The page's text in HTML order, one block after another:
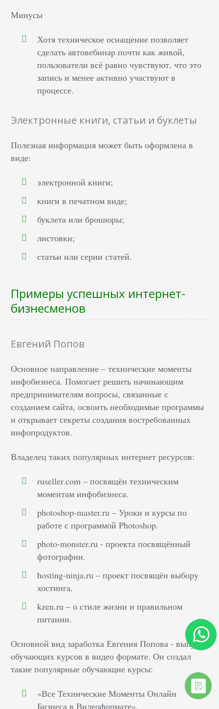
Минусы
Хотя техническое оснащение позволяет
сделать автовебинар почти как живой,
пользователи всё равно чувствуют, что это
запись и менее активно участвуют в
процессе.
Электронные книги, статьи и буклеты
Полезная информация может быть оформлена в
виде:
электронной книги;
книги в печатном виде;
буклета или брошюры;
листовки;
статьи или серии статей.
Примеры успешных интернет-
бизнесменов
Евгений Попов
Основное направление – технические моменты
инфобизнеса. Помогает решить начинающим
предпринимателям вопросы, связанные с
созданием сайта, освоить необходимые программы
и открывает секреты создания востребованных
инфопродуктов.
Владелец таких популярных интернет ресурсов:
ruseller.com – посвящён техническим
моментам инфобизнеса.
photoshop-master.ru – Уроки и курсы по
работе с программой Photoshop.
photo-monster.ru - проекта посвящённый
фотографии.
hosting-ninja.ru – проект посвящён выбору
хостинга.
kzen.ru – о стиле жизни и правильном
питании.
Основной вид заработка Евгения Попова - выпуск
обучающих курсов в видео формате. Он создал
такие популярные обучающие курсы:
«Все Технические Моменты Онлайн
Бизнеса в Видеоформате».